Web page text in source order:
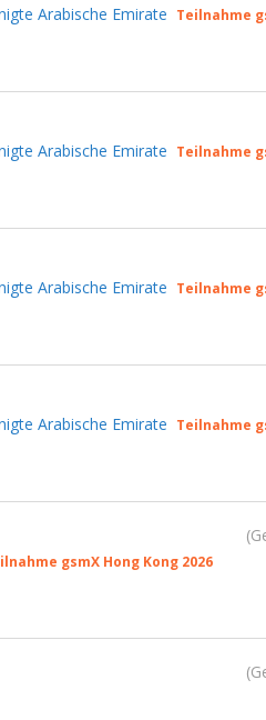
Arabische Emirate Teilnahme
Arabische Emirate Teilnahme
Arabische Emirate Teilnahme
Arabische Emirate Teilnahme
gsmX Hong Kong 2026